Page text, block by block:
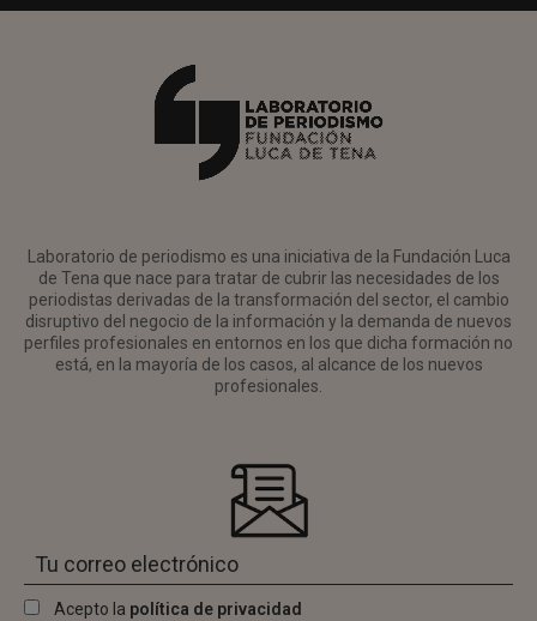
Laboratorio de periodismo es una iniciativa de la Fundación Luca
de Tena que nace para tratar de cubrir las necesidades de los
periodistas derivadas de la transformación del sector, el cambio
disruptivo del negocio de la información y la demanda de nuevos
perfiles profesionales en entornos en los que dicha formación no
está, en la mayoría de los casos, al alcance de los nuevos
profesionales.
Acepto la política de privacidad